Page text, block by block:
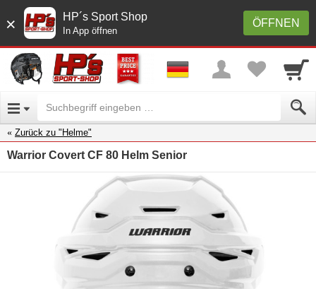
× ÖFFNEN
HP´s Sport Shop
In App öffnen
Zurück zu "Helme"
Warrior Covert CF 80 Helm Senior